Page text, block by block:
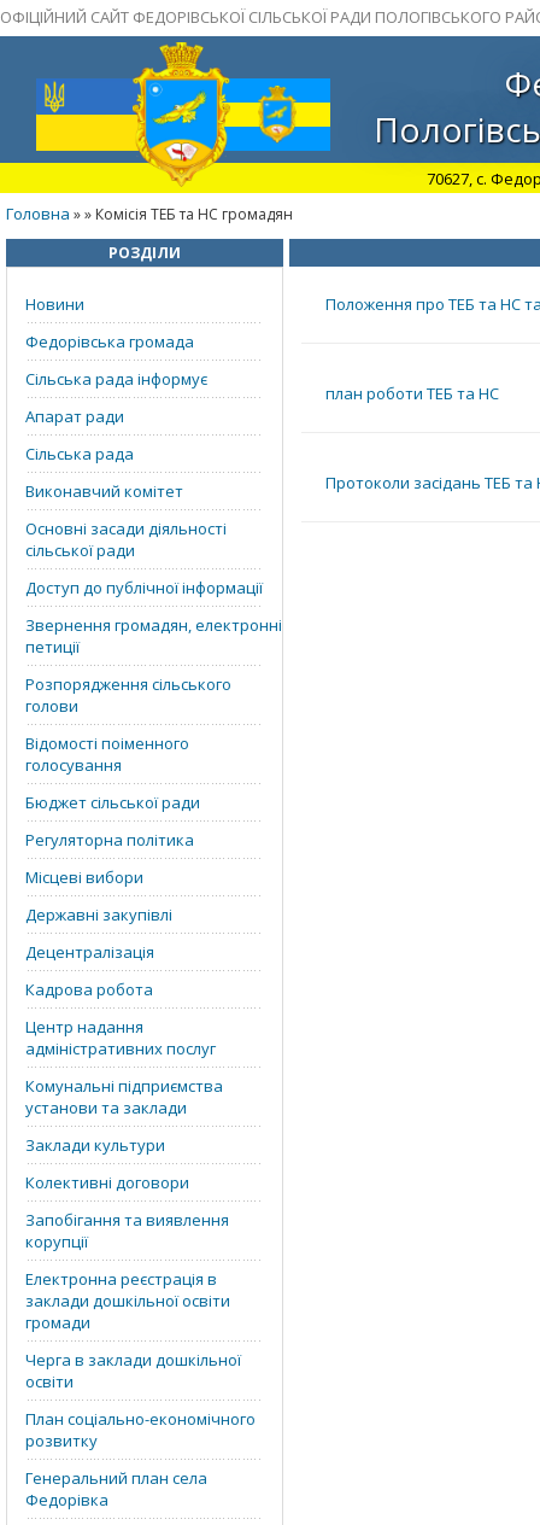
ОФІЦІЙНИЙ САЙТ ФЕДОРІВСЬКОЇ СІЛЬСЬКОЇ РАДИ ПОЛОГІВСЬКОГО
70627, с.
Головна »» Комісія ТЕБ та НС громадян
РОЗДІЛИ
Новини
Федорівська громада
Сільська рада інформує
Апарат ради
Сільська рада
Виконавчий комітет
Основні засади діяльності
сільської ради
Доступ до публічної інформації
Звернення громадян, електронні
петиції
Розпорядження сільського
голови
Відомості поіменного
голосування
Бюджет сільської ради
Регуляторна політика
Місцеві вибори
Державні закупівлі
Децентралізація
Кадрова робота
Центр надання
адміністративних послуг
Комунальні підприємства
установи та заклади
Заклади культури
Колективні договори
Запобігання та виявлення
корупції
Електронна реєстрація в
заклади дошкільної освіти
громади
Черга в заклади дошкільної
освіти
План соціально-економічного
розвитку
Генеральний план села
Федорівка
Положення про ТЕБ та НС та
план роботи ТЕБ та НС
Протоколи засідань ТЕБ та